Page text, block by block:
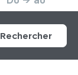
Rechercher